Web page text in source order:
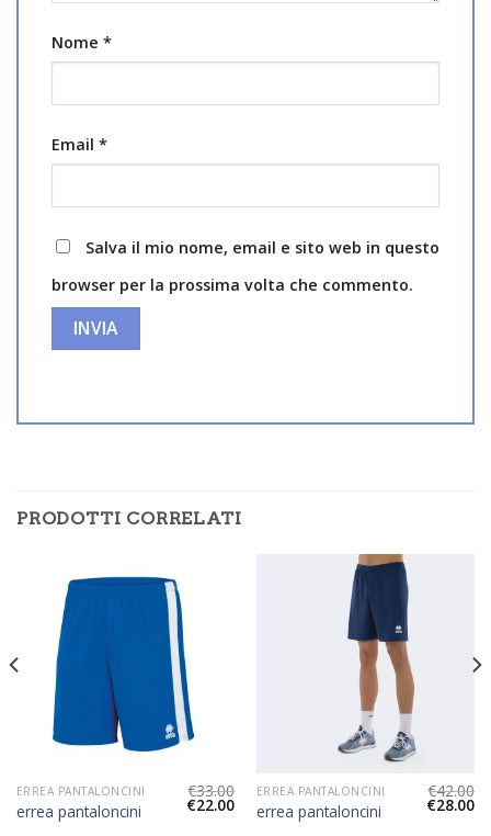
Nome *
Email *
Salva il mio nome, email e sito web in questo
browser per la prossima volta che commento.
PRODOTTI CORRELATI
ERREA PANTALONCINI
errea pantaloncini
€33.00
€22.00
ERREA PANTALONCINI
errea pantaloncini
€42.00
€28.00